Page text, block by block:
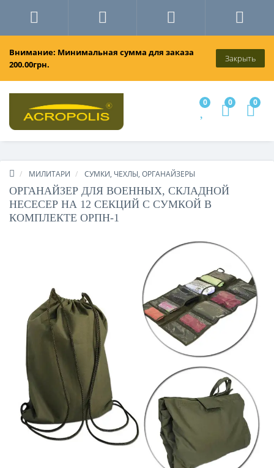
Внимание: Минимальная сумма для заказа
200.00грн.
Закрыть
0 0 0
МИЛИТАРИ СУМКИ, ЧЕХЛЫ, ОРГАНАЙЗЕРЫ
ОРГАНАЙЗЕР ДЛЯ ВОЕННЫХ, СКЛАДНОЙ
НЕСЕСЕР НА 12 СЕКЦИЙ С СУМКОЙ В ​​
КОМПЛЕКТЕ ОРПН-1